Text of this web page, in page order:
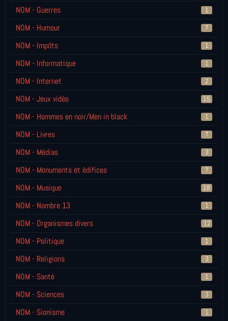
NOM - Guerres 1
NOM - Humour 7
NOM - Impôts 1
NOM - Informatique 1
NOM - Internet 2
NOM - Jeux vidéo 15
NOM - Hommes en noir/Men in black 1
NOM - Livres 7
NOM - Médias 3
NOM - Monuments et édifices 7
NOM - Musique 18
NOM - Nombre 13 1
NOM - Organismes divers 12
NOM - Politique 1
NOM - Religions 3
NOM - Santé 1
NOM - Sciences 3
NOM - Sionisme 1